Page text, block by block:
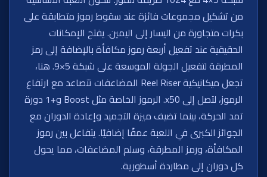
من تشكيل مجموعات فائزة عند سقوط رموز متطابقة على
بكرات متجاورة من اليسار إلى اليمين. يفتح الإمكانات
الحقيقية عند تفعيل أربعة رموز مكافأة بالإضافة إلى رمز
المطرقة لتفعيل الجولة الموسعة على شبكة 5×9. هنا،
تجعل ميكانيكية Reel Riser المضاعفات تتصاعد مع ارتفاع
الرموز، لتصل إلى x50. الرموز الخاصة مثل Boost و+1 دورة
تمد الحركة، بينما تضيف ميزة التجميد وإعادة الدوران مع
الجوائز الكبرى في اللعبة عمقًا إضافيًا. يتفاعل بين رموز
المكافأة، ورمز المطرقة، وسلم المضاعفات، مما يحول
كل دوران إلى مطاردة أسطورية.